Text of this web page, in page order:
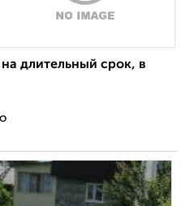
длительный срок, в